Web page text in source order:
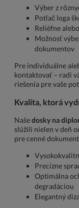
Výber z
Potlač loga
Reliéfne
Možnosť
dokumentov
Pre individuálne
kontaktovať – radi
riešenia pre vaše
Kvalita, ktorá
Našedosky na
slúžili nielen v deň
pre cenné
Precízne
Optimálna
degradáciou
Elegantný